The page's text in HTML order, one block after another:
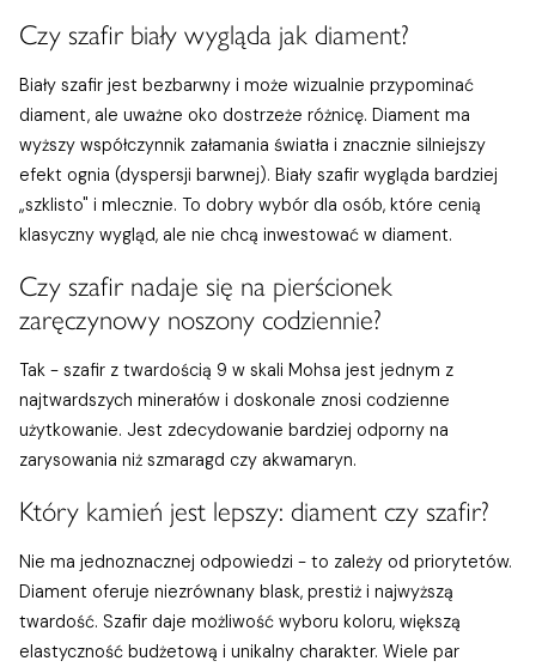
Czy szafir biały wygląda jak diament?
Biały szafir jest bezbarwny i może wizualnie przypominać
diament, ale uważne oko dostrzeże różnicę. Diament ma
wyższy współczynnik załamania światła i znacznie silniejszy
efekt ognia (dyspersji barwnej). Biały szafir wygląda bardziej
„szklisto" i mlecznie. To dobry wybór dla osób, które cenią
klasyczny wygląd, ale nie chcą inwestować w diament.
Czy szafir nadaje się na pierścionek
zaręczynowy noszony codziennie?
Tak - szafir z twardością 9 w skali Mohsa jest jednym z
najtwardszych minerałów i doskonale znosi codzienne
użytkowanie. Jest zdecydowanie bardziej odporny na
zarysowania niż szmaragd czy akwamaryn.
Który kamień jest lepszy: diament czy szafir?
Nie ma jednoznacznej odpowiedzi - to zależy od priorytetów.
Diament oferuje niezrównany blask, prestiż i najwyższą
twardość. Szafir daje możliwość wyboru koloru, większą
elastyczność budżetową i unikalny charakter. Wiele par